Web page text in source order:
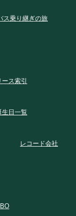
ス乗り継ぎの旅
ス索引
生日一覧
レコード会社